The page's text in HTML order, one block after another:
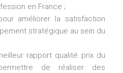
en France ;
améliorer la satisfaction
stratégique au sein du
rapport qualité prix du
de réaliser des